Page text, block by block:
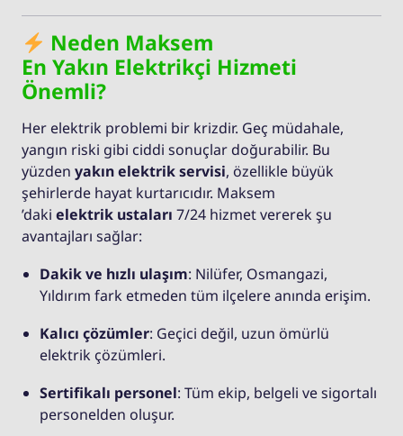
Neden Maksem
En Yakın Elektrikçi Hizmeti
Önemli?
Her elektrik problemi bir krizdir. Geç müdahale,
yangın riski gibi ciddi sonuçlar doğurabilir. Bu
yüzden yakın elektrik servisi, özellikle büyük
şehirlerde hayat kurtarıcıdır. Maksem
’daki elektrik ustaları 7/24 hizmet vererek şu
avantajları sağlar:
Dakik ve hızlı ulaşım: Nilüfer, Osmangazi,
Yıldırım fark etmeden tüm ilçelere anında erişim.
Kalıcı çözümler: Geçici değil, uzun ömürlü
elektrik çözümleri.
Sertifikalı personel: Tüm ekip, belgeli ve sigortalı
personelden oluşur.